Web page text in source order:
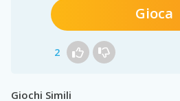
Gioca
2
Giochi Simili